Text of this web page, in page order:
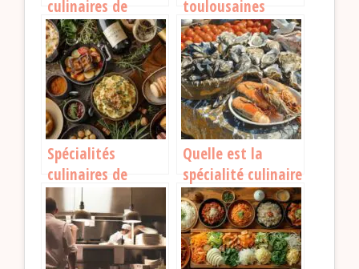
culinaires de
Nantes :
découvrez les
incontournables
toulousaines
culinaires : les
incontournables à
déguster
Spécialités
culinaires de
Reims : Découvrez
les saveurs
incontournables
de la région
Quelle est la
spécialité culinaire
de La Rochelle ?